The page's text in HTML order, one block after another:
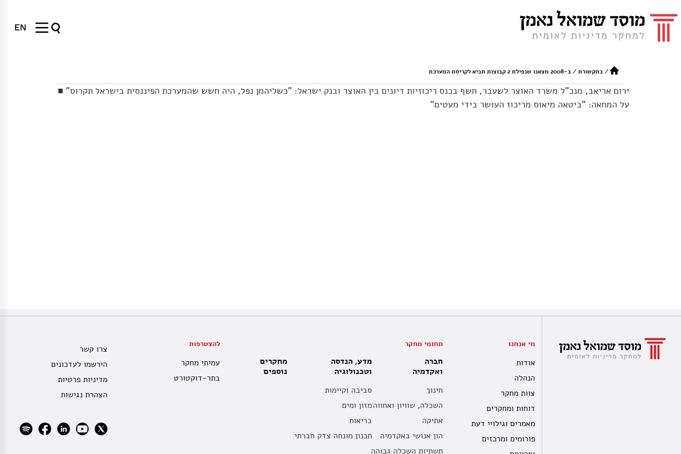
EN
/בתקשורת /ב-2008 מצאנו שנפילת 2 קבוצות תביא לקריסת המערכת
ירום אריאב, מנכ"ל משרד האוצר לשעבר, חשף בכנס ריכוזיות דיונים בין האוצר ובנק ישראל: "כשליהמן נפל, היה חשש שהמערכת הפיננסית בישראל תקרוס" ■
על המחאה: "ביטאה מיאוס מריכוז העושר בידי מעטים"
מי אנחנו
אודות
הנהלה
צוות מחקר
דוחות ומחקרים
מאמרים וגילויי דעת
פורומים ומרכזים
תחומי מחקר
חברה
ואקדמיה
חינוך
השכלה, שוויון ואחווה
אתיקה
הון אנושי באקדמיה
תשתיות השכלה גבוהה
מדע, הנדסה
וטכנולוגיה
סביבה וקיימות
מזון ומים
בריאות
תכנון מונחה צדק חברתי
מחקרים
נוספים
להצטרפות
עמיתי מחקר
בתר-דוקטורט
צרו קשר
הירשמו לעדכונים
מדיניות פרטיות
הצהרת נגישות